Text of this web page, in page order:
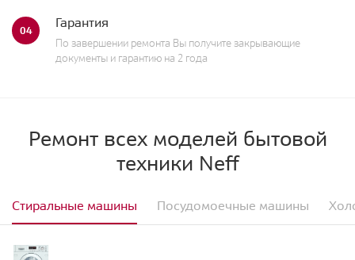
04 Гарантия
По завершении ремонта Вы получите закрывающие
документы и гарантию на 2 года
Ремонт всех моделей бытовой
техники Neff
Стиральные машины Посудомоечные машины